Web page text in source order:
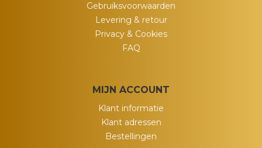
Gebruiksvoorwaarden
Levering & retour
Privacy & Cookies
FAQ
MIJN ACCOUNT
Klant informatie
Klant adressen
Bestellingen